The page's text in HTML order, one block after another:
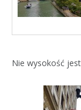
Nie wysokość